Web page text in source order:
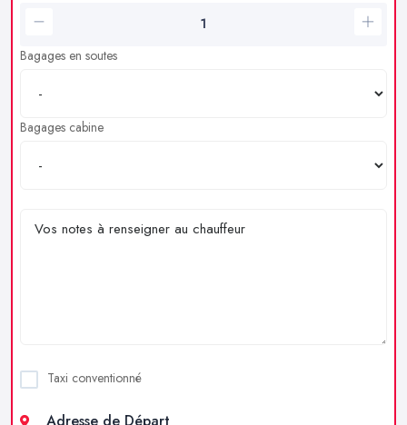
Bagages en soutes
Bagages cabine
Taxi conventionné
Adresse de Départ